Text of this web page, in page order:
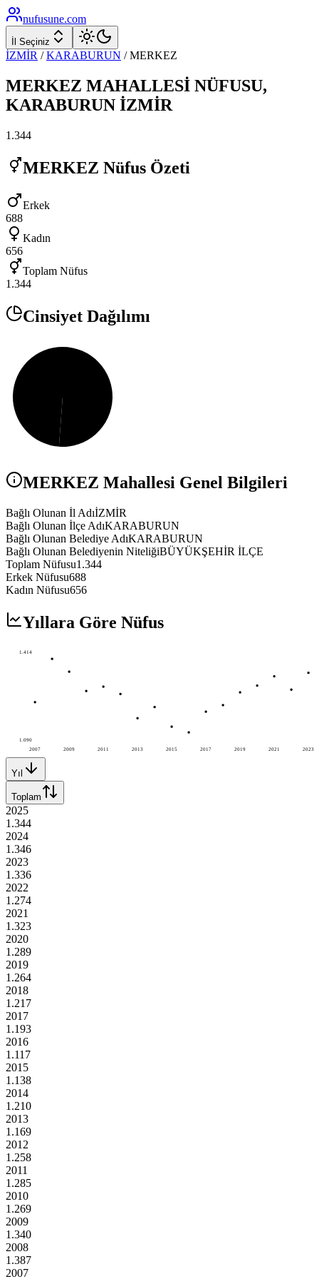
nufusune.com
İl Seçiniz
İZMİR / KARABURUN /MERKEZ
MERKEZ MAHALLESİ NÜFUSU,
KARABURUN İZMİR
1.344
MERKEZ Nüfus Özeti
Erkek
688
Kadın
656
Toplam Nüfus
1.344
Cinsiyet Dağılımı
MERKEZ Mahallesi Genel Bilgileri
Bağlı Olunan İl AdıİZMİR
Bağlı Olunan İlçe AdıKARABURUN
Bağlı Olunan Belediye AdıKARABURUN
Bağlı Olunan Belediyenin NiteliğiBÜYÜKŞEHİR İLÇE
Toplam Nüfusu1.344
Erkek Nüfusu688
Kadın Nüfusu656
Yıllara Göre Nüfus
2007 2009 2011 2013 2015 2017 2019 2021 2023
1.414
1.090
Yıl
Toplam
2025
1.344
2024
1.346
2023
1.336
2022
1.274
2021
1.323
2020
1.289
2019
1.264
2018
1.217
2017
1.193
2016
1.117
2015
1.138
2014
1.210
2013
1.169
2012
1.258
2011
1.285
2010
1.269
2009
1.340
2008
1.387
2007